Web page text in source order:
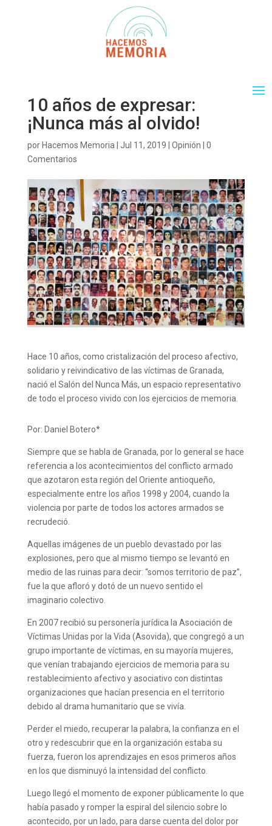
10 años de expresar:
¡Nunca más al olvido!
por Hacemos Memoria Jul 11, 2019 Opinión
0
Comentarios
Hace 10 años, como cristalización del proceso afectivo,
solidario y reivindicativo de las víctimas de Granada,
nació el Salón del Nunca Más, un espacio representativo
de todo el proceso vivido con los ejercicios de memoria.
Por: Daniel Botero*
Siempre que se habla de Granada, por lo general se hace
referencia a los acontecimientos del conflicto armado
que azotaron esta región del Oriente antioqueño,
especialmente entre los años 1998 y 2004, cuando la
violencia por parte de todos los actores armados se
recrudeció.
Aquellas imágenes de un pueblo devastado por las
explosiones, pero que al mismo tiempo se levantó en
medio de las ruinas para decir: “somos territorio de paz”,
fue la que afloró y dotó de un nuevo sentido el
imaginario colectivo.
En 2007 recibió su personería jurídica la Asociación de
Víctimas Unidas por la Vida (Asovida), que congregó a un
grupo importante de víctimas, en su mayoría mujeres,
que venían trabajando ejercicios de memoria para su
restablecimiento afectivo y asociativo con distintas
organizaciones que hacían presencia en el territorio
debido al drama humanitario que se vivía.
Perder el miedo, recuperar la palabra, la confianza en el
otro y redescubrir que en la organización estaba su
fuerza, fueron los aprendizajes en esos primeros años
en los que disminuyó la intensidad del conflicto.
Luego llegó el momento de exponer públicamente lo que
había pasado y romper la espiral del silencio sobre lo
acontecido, por un lado, para darse cuenta del dolor por